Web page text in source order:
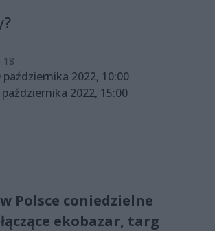
18
2022, 10:00
2022, 15:00
Polsce coniedzielne
ekobazar, targ